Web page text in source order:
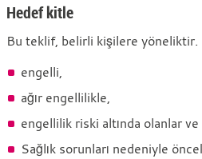
Hedef kitle
Bu teklif, belirli kişilere yöneliktir.
engelli,
ağır engellilikle,
engellilik riski altında olanlar ve
Sağlık sorunları nedeniyle